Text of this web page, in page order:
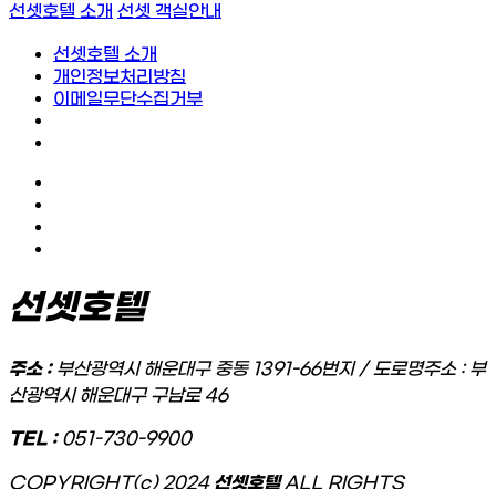
선셋호텔 소개 선셋 객실안내
선셋호텔 소개
개인정보처리방침
이메일무단수집거부
선셋호텔
주소 : 부산광역시 해운대구 중동 1391-66번지 / 도로명주소 : 부
산광역시 해운대구 구남로 46
TEL : 051-730-9900
COPYRIGHT(c) 2024 선셋호텔ALL RIGHTS